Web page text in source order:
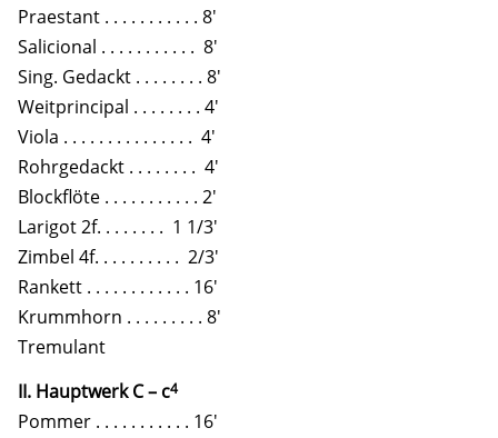
Praestant . . . . . . . . . . . 8'
Salicional . . . . . . . . . . . 8'
Sing. Gedackt . . . . . . . . 8'
Weitprincipal . . . . . . . . 4'
Viola . . . . . . . . . . . . . . . 4'
Rohrgedackt . . . . . . . . 4'
Blockflöte . . . . . . . . . . . 2'
Larigot 2f. . . . . . . . 1 1/3'
Zimbel 4f. . . . . . . . . . 2/3'
Rankett . . . . . . . . . . . . 16'
Krummhorn . . . . . . . . . 8'
Tremulant
II. Hauptwerk C – c4
Pommer . . . . . . . . . . . 16'